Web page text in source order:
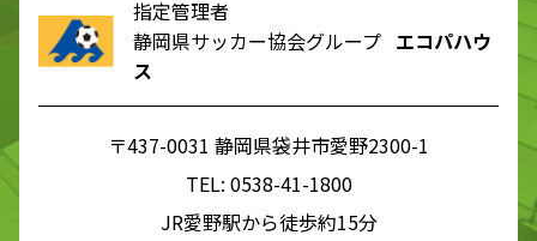
指定管理者
静岡県サッカー協会グループ エコパハウ
ス
〒437-0031 静岡県袋井市愛野2300-1
TEL: 0538-41-1800
JR愛野駅から徒歩約15分